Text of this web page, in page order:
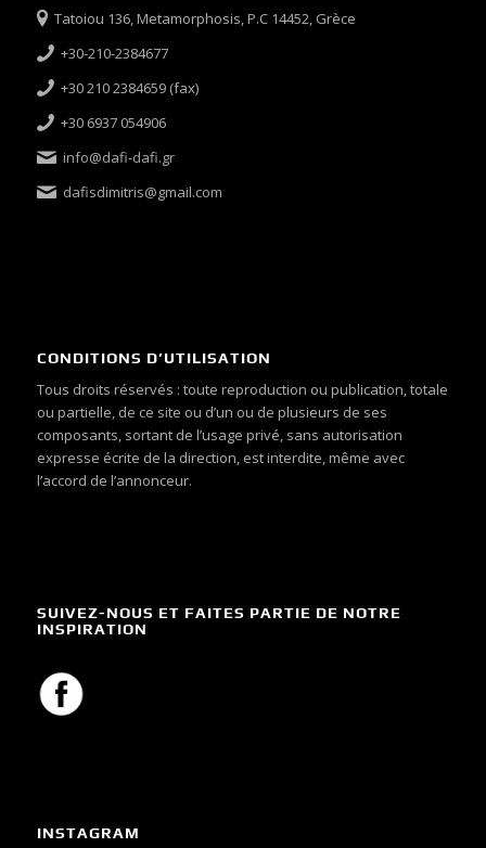
Tatoiou 136, Metamorphosis, P.C 14452, Grèce
+30-210-2384677
+30 210 2384659 (fax)
+30 6937 054906
info@dafi-dafi.gr
dafisdimitris@gmail.com
CONDITIONS D’UTILISATION
Tous droits réservés : toute reproduction ou publication, totale
ou partielle, de ce site ou d’un ou de plusieurs de ses
composants, sortant de l’usage privé, sans autorisation
expresse écrite de la direction, est interdite, même avec
l’accord de l’annonceur.
SUIVEZ-NOUS ET FAITES PARTIE DE NOTRE
INSPIRATION
INSTAGRAM